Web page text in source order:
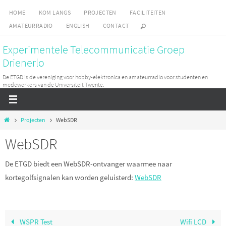
SkipHOME KOM LANGS PROJECTEN
FACILITEITEN
AMATEURRADIO
ENGLISH CONTACT
Experimentele Telecommunicatie Groep
Drienerlo
De ETGD is de vereniging voor hobby-elektronica en amateurradio voor studenten en
medewerkers van de Universiteit Twente.
HomeProjecten WebSDR
WebSDR
De ETGD biedt een WebSDR-ontvanger waarmee naar
kortegolfsignalen kan worden geluisterd: WebSDR
WSPR Test Wifi LCD